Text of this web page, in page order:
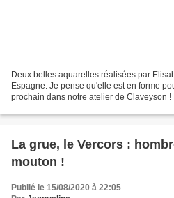
Deux belles aquarelles réalisées par
Espagne. Je pense qu'elle est en forme
prochain dans notre atelier de Claveyson !
La grue, le Vercors :
mouton !
Publié le 15/08/2020 à 22:05